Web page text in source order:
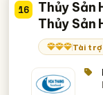
16
Thủy Sản
Thủy Sản
Tài trợ